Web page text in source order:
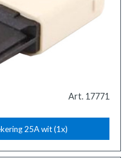
Art. 17771
25A wit (1x)